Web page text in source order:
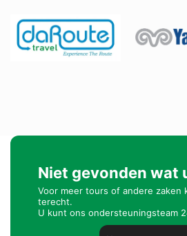
Niet gevonden wat
Voor meer tours of andere zaken
terecht.
U kunt ons ondersteuningsteam